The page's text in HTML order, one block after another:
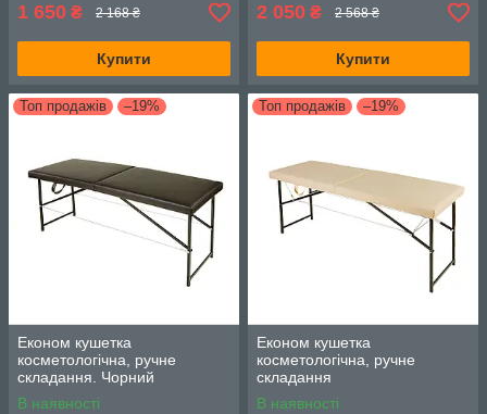
1 650 ₴ 2 168 ₴
Купити
2 050 ₴ 2 568 ₴
Купити
Топ продажів –19%
Економ кушетка
косметологічна, ручне
складання. Чорний
В наявності
Топ продажів –19%
Економ кушетка
косметологічна, ручне
складання
В наявності